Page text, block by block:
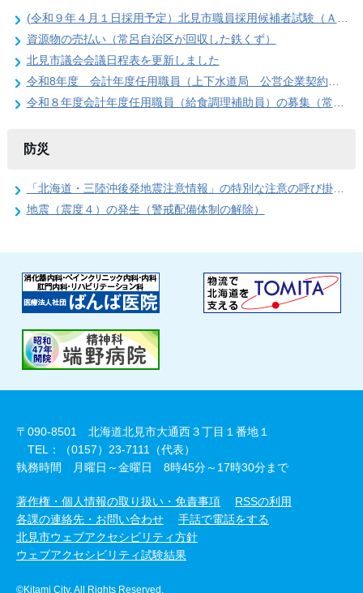
(令和９年４月１日採用予定）北見市職員採用候補者試験（Ａ日程）第１次試験合格発表
資源物の売払い（常呂自治区が回収した鉄くず）
北見市議会会議日程表を更新しました
令和8年度 会計年度任用職員（上下水道局 公営企業契約管理事務員）の募集
令和８年度会計年度任用職員（給食調理補助員）の募集（常呂学校給食センター）
防災
「北海道・三陸沖後発地震注意情報」の特別な注意の呼び掛け期間の終了
地震（震度４）の発生（警戒配備体制の解除）
〒090-8501 北海道北見市大通西３丁目１番地１
TEL：（0157）23-7111（代表）
執務時間 月曜日～金曜日 8時45分～17時30分まで
著作権・個人情報の取り扱い・免責事項
RSSの利用
各課の連絡先・お問い合わせ
手話で電話をする
北見市ウェブアクセシビリティ方針
ウェブアクセシビリティ試験結果
©Kitami City. All Rights Reserved.